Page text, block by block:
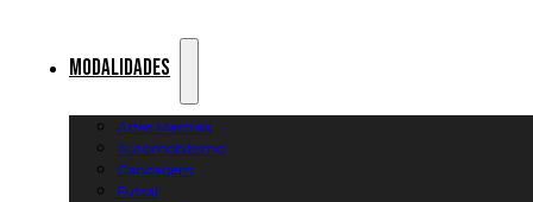
Modalidades
Artes Marciais
Automobilismo
Canoagem
Futsal